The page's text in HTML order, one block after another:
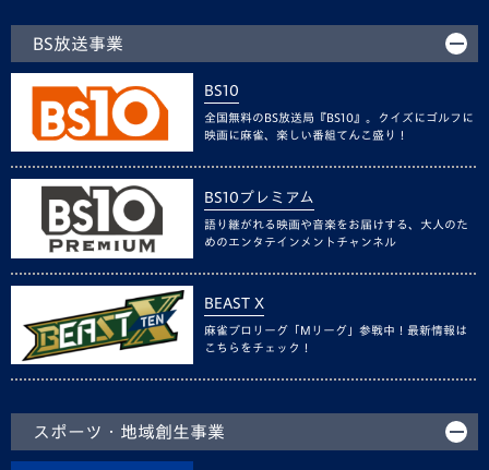
BS放送事業
BS10
全国無料のBS放送局『BS10』。クイズにゴルフに
映画に麻雀、楽しい番組てんこ盛り！
BS10プレミアム
語り継がれる映画や音楽をお届けする、大人のた
めのエンタテインメントチャンネル
BEAST X
麻雀プロリーグ「Mリーグ」参戦中！最新情報は
こちらをチェック！
スポーツ・地域創生事業